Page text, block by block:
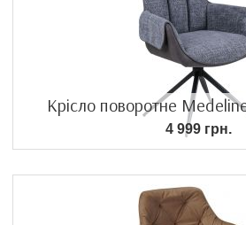
Крісло поворотне
4 999 грн.